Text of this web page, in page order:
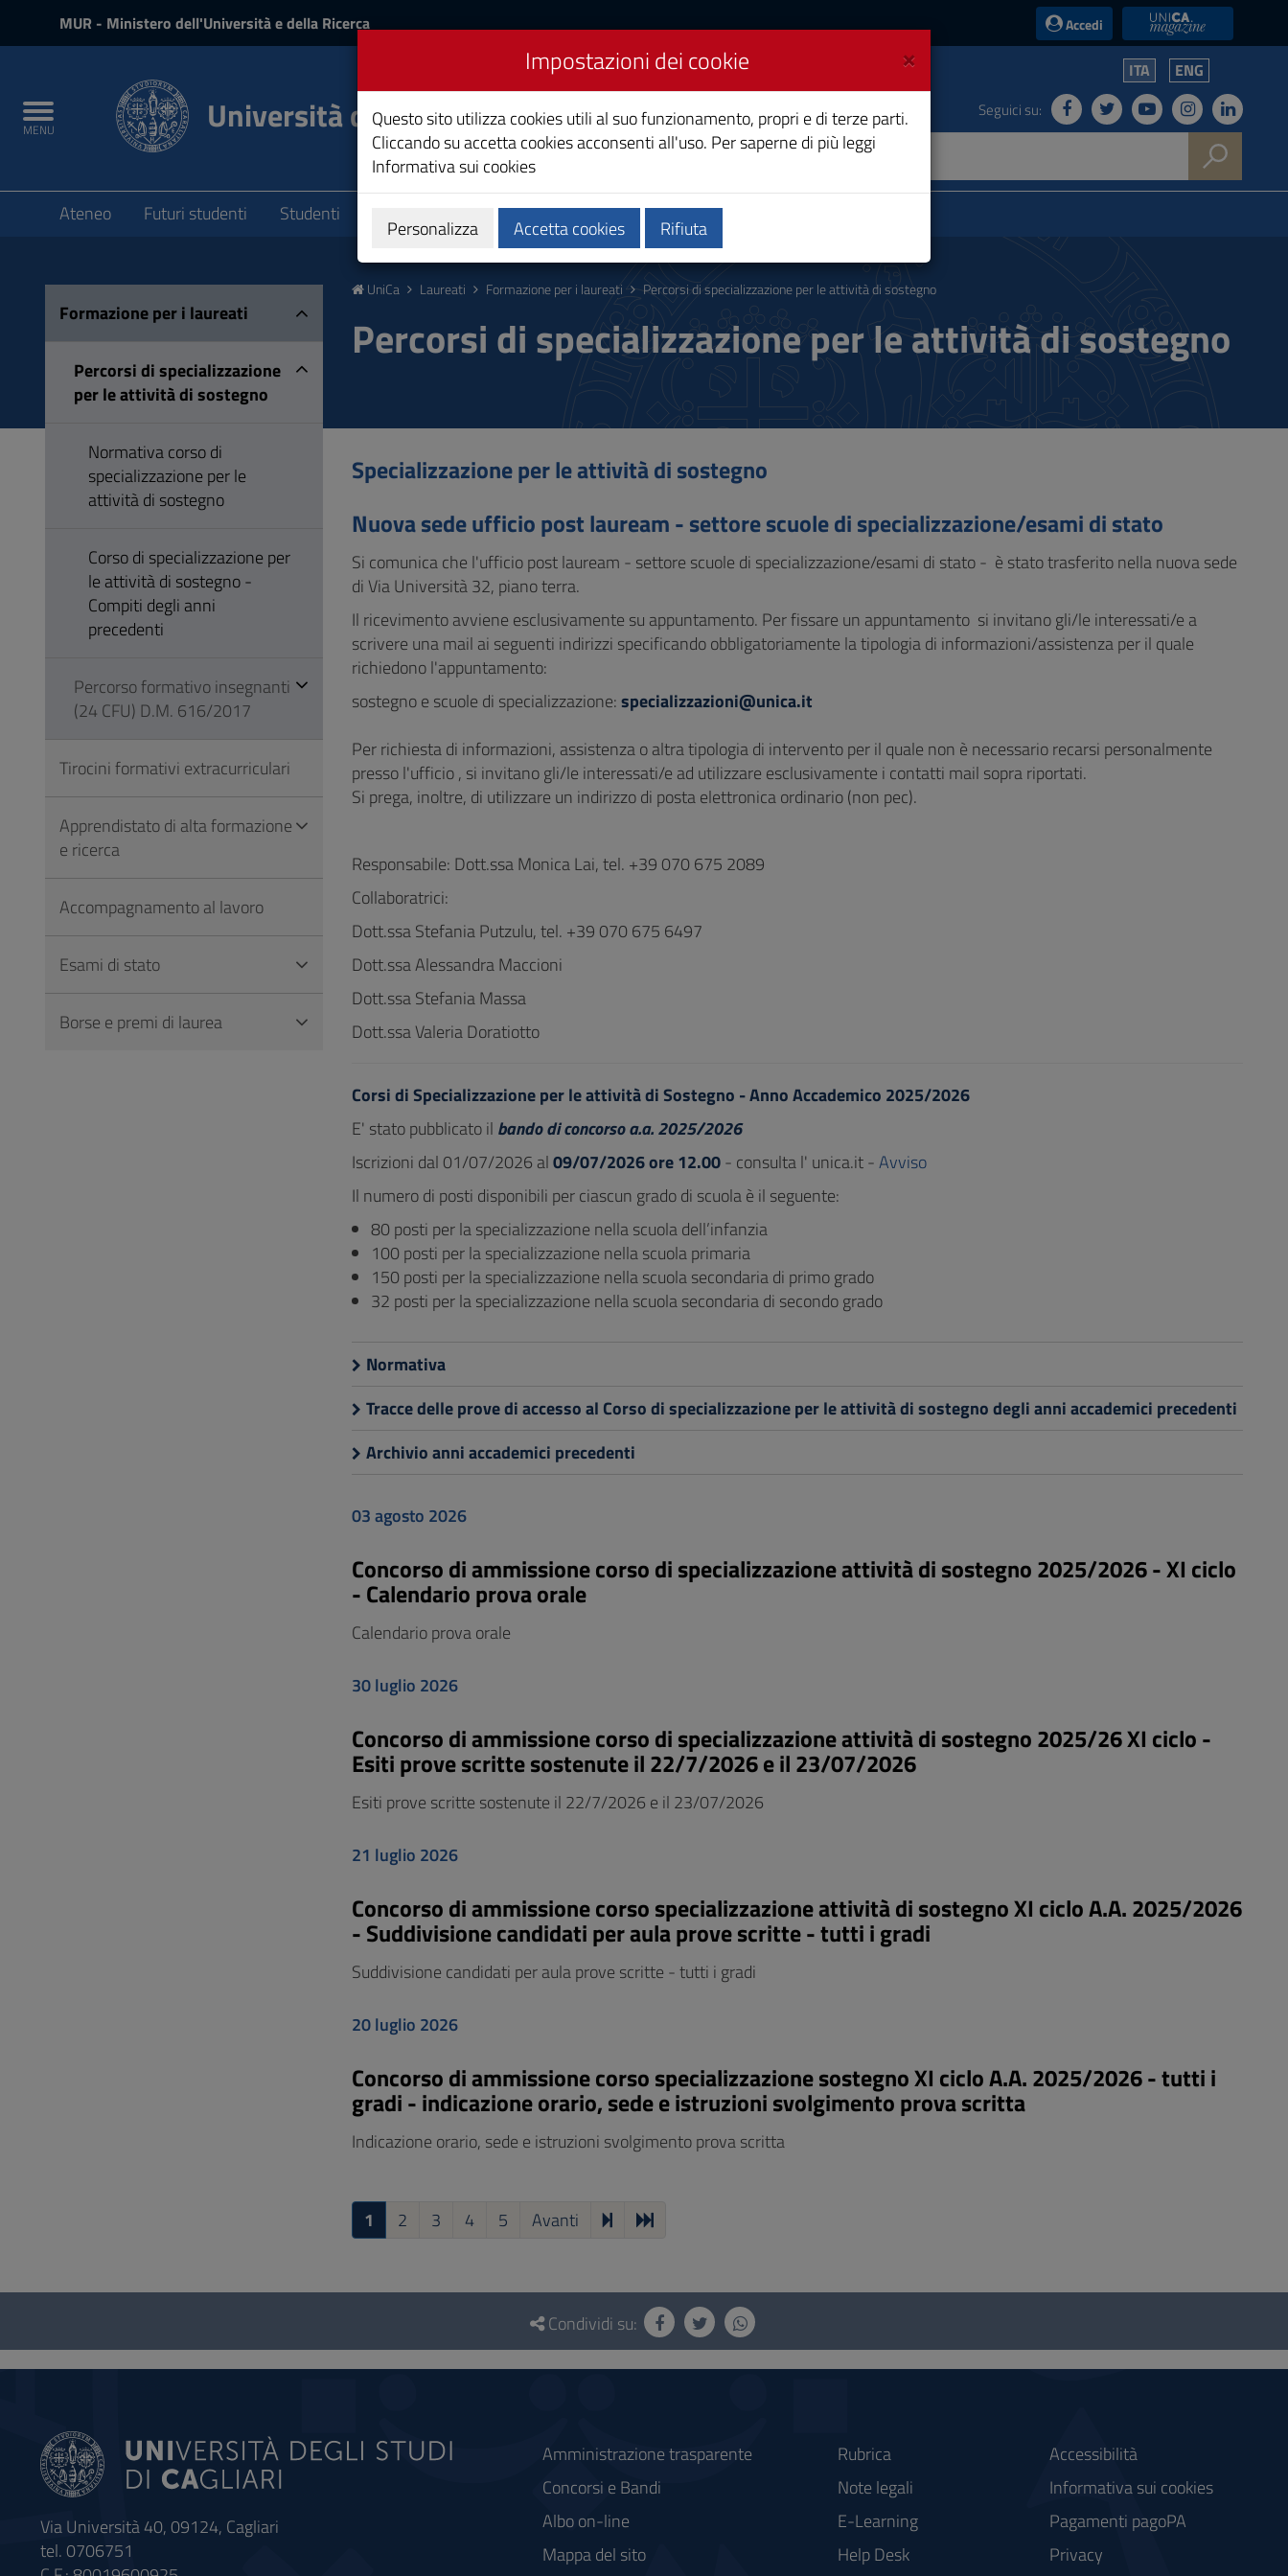
navigazione
MUR - Ministero dell'Università e della Ricerca Accedi UniCA News
Toggle
navigation
MENU Università degli Studi di Cagliari
ITA ENG
Seguici su:
Submenu
Ateneo Futuri studenti Studenti Ricerca Società e territorio
UniCa Laureati Formazione per i laureati Percorsi di specializzazione per le attività di sostegno
Percorsi di specializzazione per le attività di sostegno
Specializzazione per le attività di sostegno
Nuova sede ufficio post lauream - settore scuole di specializzazione/esami di stato
Si comunica che l'ufficio post lauream - settore scuole di specializzazione/esami di stato - è stato trasferito nella nuova sede
di Via Università 32, piano terra.
Il ricevimento avviene esclusivamente su appuntamento. Per fissare un appuntamento si invitano gli/le interessati/e a
scrivere una mail ai seguenti indirizzi specificando obbligatoriamente la tipologia di informazioni/assistenza per il quale
richiedono l'appuntamento:
sostegno e scuole di specializzazione:specializzazioni@unica.it
Per richiesta di informazioni, assistenza o altra tipologia di intervento per il quale non è necessario recarsi personalmente
presso l'ufficio , si invitano gli/le interessati/e ad utilizzare esclusivamente i contatti mail sopra riportati.
Si prega, inoltre, di utilizzare un indirizzo di posta elettronica ordinario (non pec).
Responsabile: Dott.ssa Monica Lai, tel. +39 070 675 2089
Collaboratrici:
Dott.ssa Stefania Putzulu, tel. +39 070 675 6497
Dott.ssa Alessandra Maccioni
Dott.ssa Stefania Massa
Dott.ssa Valeria Doratiotto
Corsi di Specializzazione per le attività di Sostegno - Anno Accademico 2025/2026
E' stato pubblicato il bandodi concorsoa.a. 2025/2026
Iscrizioni dal 01/07/2026 al09/07/2026 ore 12.00- consulta l' unica.it -Avviso
Il numero di posti disponibili per ciascun grado di scuola è il seguente:
80 posti per la specializzazione nella scuola dell’infanzia
100 posti per la specializzazione nella scuola primaria
150 posti per la specializzazione nella scuola secondaria di primo grado
32 posti per la specializzazione nella scuola secondaria di secondo grado
Normativa
Tracce delle prove di accesso al Corso di specializzazione per le attività di sostegno degli anni accademici precedenti
Archivio anni accademici precedenti
03 agosto 2026
Concorso di ammissione corso di specializzazione attività di sostegno 2025/2026 - XI ciclo
- Calendario prova orale
Calendario prova orale
30 luglio 2026
Concorso di ammissione corso di specializzazione attività di sostegno 2025/26 XI ciclo -
Esiti prove scritte sostenute il 22/7/2026 e il 23/07/2026
Esiti prove scritte sostenute il 22/7/2026 e il 23/07/2026
21 luglio 2026
Concorso di ammissione corso specializzazione attività di sostegno XI ciclo A.A. 2025/2026
- Suddivisione candidati per aula prove scritte - tutti i gradi
Suddivisione candidati per aula prove scritte - tutti i gradi
20 luglio 2026
Concorso di ammissione corso specializzazione sostegno XI ciclo A.A. 2025/2026 - tutti i
gradi - indicazione orario, sede e istruzioni svolgimento prova scritta
Indicazione orario, sede e istruzioni svolgimento prova scritta
1 2 3 4 5 Avanti
Formazione per i laureati
Percorsi di specializzazione
per le attività di sostegno
Normativa corso di
specializzazione per le
attività di sostegno
Corso di specializzazione per
le attività di sostegno -
Compiti degli anni
precedenti
Percorso formativo insegnanti
(24 CFU) D.M. 616/2017
Tirocini formativi extracurriculari
Apprendistato di alta formazione
e ricerca
Accompagnamento al lavoro
Esami di stato
Borse e premi di laurea
Questionario
social
Condividi su:
Via Università 40, 09124, Cagliari
tel. 0706751
Amministrazione trasparente
Concorsi e Bandi
Albo on-line
Mappa del sito
Rubrica
Note legali
E-Learning
Help Desk
Accessibilità
Informativa sui cookies
Pagamenti pagoPA
Privacy
×
Impostazioni dei cookie
Questo sito utilizza cookies utili al suo funzionamento, propri e di terze parti.
Cliccando su accetta cookies acconsenti all'uso. Per saperne di più leggi
Informativa sui cookies
Personalizza Accetta cookies Rifiuta